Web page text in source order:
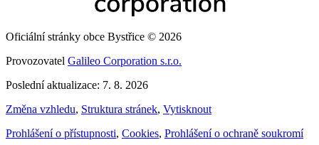
Oficiální stránky obce Bystřice © 2026
Provozovatel Galileo Corporation s.r.o.
Poslední aktualizace: 7. 8. 2026
Změna vzhledu, Struktura stránek, Vytisknout
Prohlášení o přístupnosti, Cookies, Prohlášení o ochraně soukromí